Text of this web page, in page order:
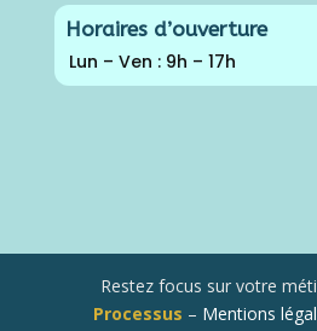
Horaires d’ouverture
Lun – Ven : 9h – 17h
Restez focus sur votre
Processus – Mentions